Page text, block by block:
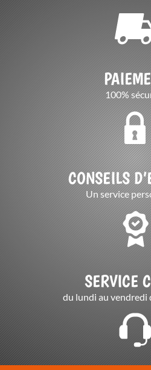
100%
CONSEILS
Un service
SERVICE
du lundi au vendredi